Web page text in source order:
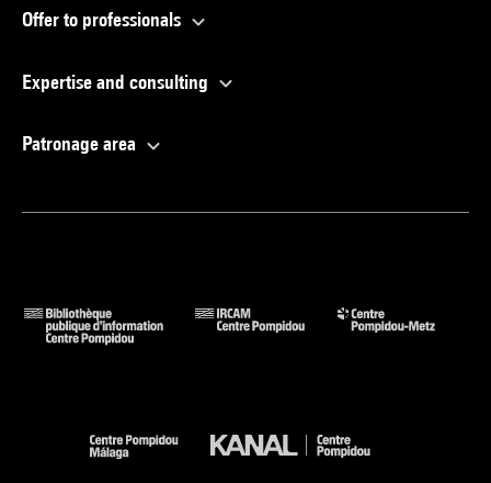
Offer to professionals
Expertise and consulting
Patronage area